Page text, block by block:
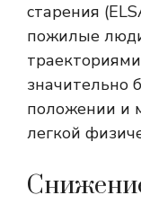
старения
пожилые
значительно
положении и
легкой